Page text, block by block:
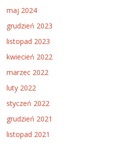
maj 2024
grudzień 2023
listopad 2023
kwiecień 2022
marzec 2022
luty 2022
styczeń 2022
grudzień 2021
listopad 2021